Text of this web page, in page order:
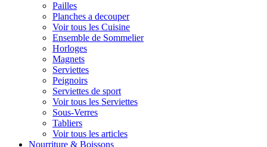
Pailles
Planches a decouper
Voir tous les Cuisine
Ensemble de Sommelier
Horloges
Magnets
Serviettes
Peignoirs
Serviettes de sport
Voir tous les Serviettes
Sous-Verres
Tabliers
Voir tous les articles
Nourriture & Boissons